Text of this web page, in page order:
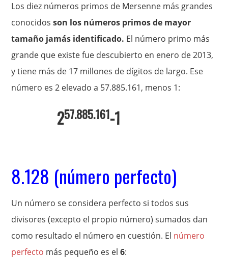
Los diez números primos de Mersenne más grandes
conocidosson los números primos de mayor
tamaño jamás identificado. El número primo más
grande que existe fue descubierto en enero de 2013,
y tiene más de 17 millones de dígitos de largo. Ese
número es 2 elevado a 57.885.161, menos 1:
257.885.161-1
8.128 (número perfecto)
Un número se considera perfecto si todos sus
divisores (excepto el propio número) sumados dan
como resultado el número en cuestión. El número
perfecto más pequeño es el6: